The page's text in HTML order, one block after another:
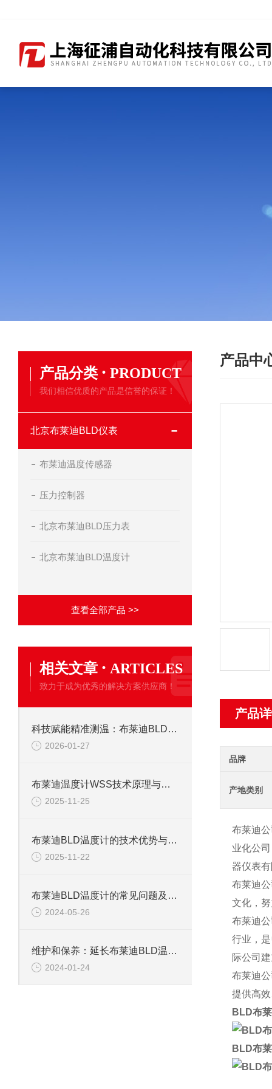
产品中
产品
品牌
产地类别
布莱迪
业化公
器仪表
布莱迪
文化，
布莱迪
行业，
际公司
布莱迪
提供高
BLD布
BLD布
产品分类 · PRODUCT
我们相信优质的产品是信誉的保证！
北京布莱迪BLD仪表
布莱迪温度传感器
压力控制器
北京布莱迪BLD压力表
北京布莱迪BLD温度计
查看全部产品 >>
相关文章 · ARTICLES
致力于成为优秀的解决方案供应商！
科技赋能精准测温：布莱迪BLD温度计的技术优势揭
2026-01-27
布莱迪温度计WSS技术原理与特点
2025-11-25
布莱迪BLD温度计的技术优势与应用解析
2025-11-22
布莱迪BLD温度计的常见问题及解决方法
2024-05-26
维护和保养：延长布莱迪BLD温度计使用寿命的技巧
2024-01-24